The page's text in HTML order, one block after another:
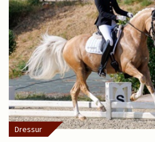
Dressur